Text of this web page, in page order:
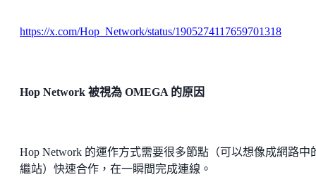
https://x.com/Hop_Network/status/1905274117659701318
Hop Network 被視為 OMEGA 的原因
Hop Network 的運作方式需要很多節點（可以想像成網路中
繼站）快速合作，在一瞬間完成連線。